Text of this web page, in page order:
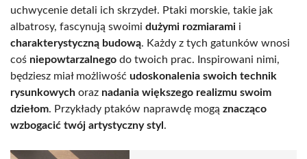
uchwycenie detali ich skrzydeł. Ptaki morskie, takie jak
albatrosy, fascynują swoimi dużymi rozmiarami i
charakterystyczną budową. Każdy z tych gatunków wnosi
coś niepowtarzalnego do twoich prac. Inspirowani nimi,
będziesz miał możliwość udoskonalenia swoich technik
rysunkowych oraz nadania większego realizmu swoim
dziełom. Przykłady ptaków naprawdę mogą znacząco
wzbogacić twój artystyczny styl .